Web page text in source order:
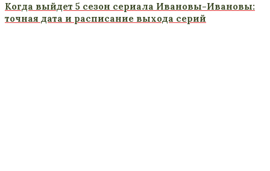
Когда выйдет 5 сезон сериала Ивановы-Ивановы:
точная дата и расписание выхода серий